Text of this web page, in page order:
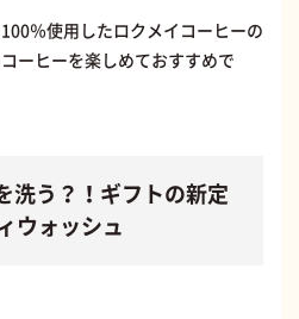
％使用したロクメイコーヒーの
ーヒーを楽しめておすすめで
洗う？！ギフトの新定
ウォッシュ